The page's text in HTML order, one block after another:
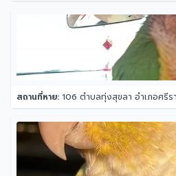
สถานที่หาย: 106 ตำบลทุ่งสุขลา อำเภอศรี